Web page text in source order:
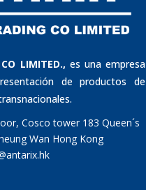
LIMITED., es una empresa
de productos de
Cosco tower 183 Queen´s
Wan Hong Kong